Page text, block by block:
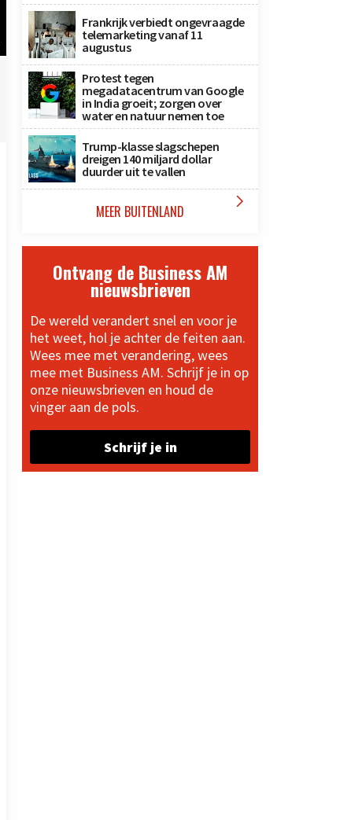
Frankrijk verbiedt ongevraagde
telemarketing vanaf 11
augustus
Protest tegen
megadatacentrum van Google
in India groeit; zorgen over
water en natuur nemen toe
Trump-klasse slagschepen
dreigen 140 miljard dollar
duurder uit te vallen
MEER BUITENLAND 
Ontvang de Business AM
nieuwsbrieven
De wereld verandert snel en voor je
het weet, hol je achter de feiten aan.
Wees mee met verandering, wees
mee met Business AM. Schrijf je in op
onze nieuwsbrieven en houd de
vinger aan de pols.
Schrijf je in